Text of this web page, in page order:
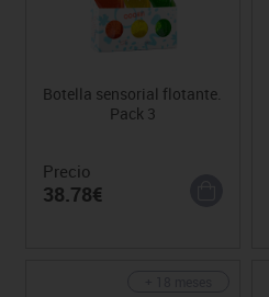
Botella sensorial flotante.
Pack 3
Precio
38.78€